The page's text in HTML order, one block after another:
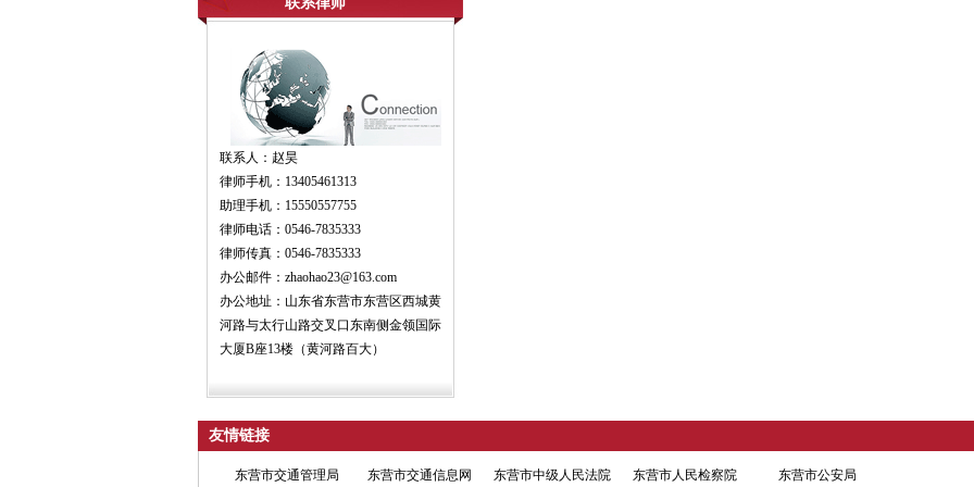
联系人：赵昊
律师手机：13405461313
助理手机：15550557755
律师电话：0546-7835333
律师传真：0546-7835333
办公邮件：zhaohao23@163.com
办公地址：山东省东营市东营区西城黄
河路与太行山路交叉口东南侧金领国际
大厦B座13楼（黄河路百大）
友情链接
东营市交通管理局 东营市交通信息网 东营市中级人民法院 东营市人民检察院 东营市公安局